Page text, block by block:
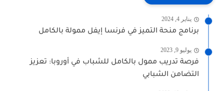
يناير 4, 2024
برنامج منحة التميز في فرنسا إيفل ممولة بالكامل
يوليو 9, 2023
فرصة تدريب ممول بالكامل للشباب في أوروبا: تعزيز
التضامن الشبابي